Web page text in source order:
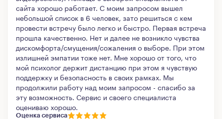
сайта хорошо работает. С моим запросом вышел
небольшой список в 6 человек, зато решиться с кем
провести встречу было легко и быстро. Первая встреча
прошла качественно. Нет и далее не возникло чувства
дискомфорта/смущения/сожаления о выборе. При этом
излишней эмпатии тоже нет. Мне хорошо от того, что
мой психолог держит дистанцию при этом я чувствую
поддержку и безопасность в своих рамках. Мы
продолжили работу над моим запросом - спасибо за
эту возможность. Сервис и своего специалиста
оцениваю хорошо.
Оценка сервиса